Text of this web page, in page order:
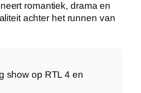
romantiek, drama en
achter het runnen van
show op RTL 4 en